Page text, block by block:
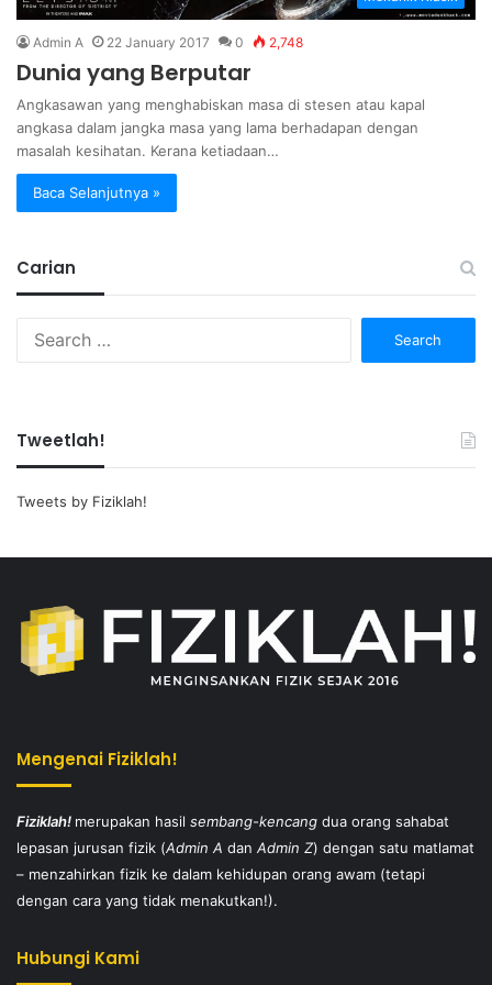
Admin A 22 January 2017 0 2,748
Dunia yang Berputar
Angkasawan yang menghabiskan masa di stesen atau kapal
angkasa dalam jangka masa yang lama berhadapan dengan
masalah kesihatan. Kerana ketiadaan…
Baca Selanjutnya »
Carian
Tweetlah!
Tweets by Fiziklah!
Mengenai Fiziklah!
Fiziklah! merupakan hasil sembang-kencang dua orang sahabat
lepasan jurusan fizik (Admin A dan Admin Z) dengan satu matlamat
– menzahirkan fizik ke dalam kehidupan orang awam (tetapi
dengan cara yang tidak menakutkan!).
Hubungi Kami